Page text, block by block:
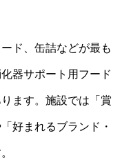
ド、缶詰などが最も
器サポート用フード
ます。施設では「賞
好まれるブランド・